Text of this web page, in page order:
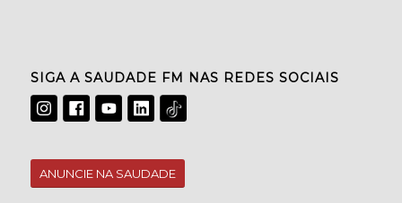
SIGA A SAUDADE FM NAS REDES SOCIAIS
ANUNCIE NA SAUDADE